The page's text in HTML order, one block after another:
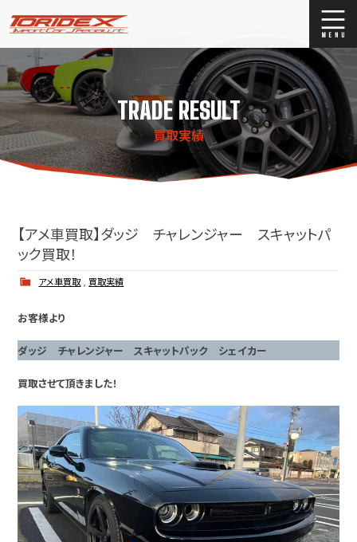
ブログ
Stock list
ストックリスト
買取
TRADE RESULT
買取実績
【アメ車買取】ダッジ チャレンジャー スキャットパ
ック買取！
アメ車買取 買取実績
お客様より
ダッジ チャレンジャー スキャットパック シェイカー
買取させて頂きました！